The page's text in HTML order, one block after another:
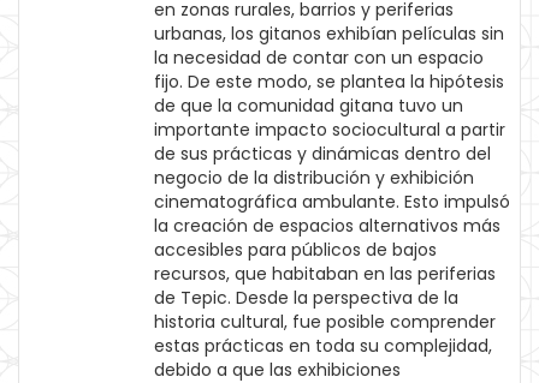
en zonas rurales, barrios y periferias
urbanas, los gitanos exhibían películas sin
la necesidad de contar con un espacio
fijo. De este modo, se plantea la hipótesis
de que la comunidad gitana tuvo un
importante impacto sociocultural a partir
de sus prácticas y dinámicas dentro del
negocio de la distribución y exhibición
cinematográfica ambulante. Esto impulsó
la creación de espacios alternativos más
accesibles para públicos de bajos
recursos, que habitaban en las periferias
de Tepic. Desde la perspectiva de la
historia cultural, fue posible comprender
estas prácticas en toda su complejidad,
debido a que las exhibiciones